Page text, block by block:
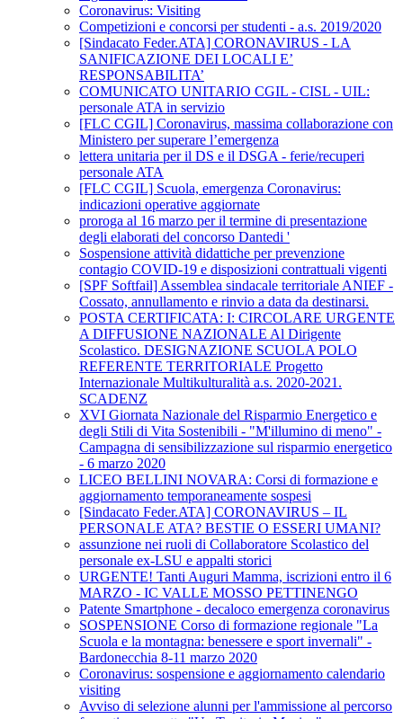
Coronavirus: Visiting
Competizioni e concorsi per studenti - a.s. 2019/2020
[Sindacato Feder.ATA] CORONAVIRUS - LA
SANIFICAZIONE DEI LOCALI E’
RESPONSABILITA’
COMUNICATO UNITARIO CGIL - CISL - UIL:
personale ATA in servizio
[FLC CGIL] Coronavirus, massima collaborazione con
Ministero per superare l’emergenza
lettera unitaria per il DS e il DSGA - ferie/recuperi
personale ATA
[FLC CGIL] Scuola, emergenza Coronavirus:
indicazioni operative aggiornate
proroga al 16 marzo per il termine di presentazione
degli elaborati del concorso Dantedi '
Sospensione attività didattiche per prevenzione
contagio COVID-19 e disposizioni contrattuali vigenti
[SPF Softfail] Assemblea sindacale territoriale ANIEF -
Cossato, annullamento e rinvio a data da destinarsi.
POSTA CERTIFICATA: I: CIRCOLARE URGENTE
A DIFFUSIONE NAZIONALE Al Dirigente
Scolastico. DESIGNAZIONE SCUOLA POLO
REFERENTE TERRITORIALE Progetto
Internazionale Multikulturalità a.s. 2020-2021.
SCADENZ
XVI Giornata Nazionale del Risparmio Energetico e
degli Stili di Vita Sostenibili - "M'illumino di meno" -
Campagna di sensibilizzazione sul risparmio energetico
- 6 marzo 2020
LICEO BELLINI NOVARA: Corsi di formazione e
aggiornamento temporaneamente sospesi
[Sindacato Feder.ATA] CORONAVIRUS – IL
PERSONALE ATA? BESTIE O ESSERI UMANI?
assunzione nei ruoli di Collaboratore Scolastico del
personale ex-LSU e appalti storici
URGENTE! Tanti Auguri Mamma, iscrizioni entro il 6
MARZO - IC VALLE MOSSO PETTINENGO
Patente Smartphone - decaloco emergenza coronavirus
SOSPENSIONE Corso di formazione regionale "La
Scuola e la montagna: benessere e sport invernali" -
Bardonecchia 8-11 marzo 2020
Coronavirus: sospensione e aggiornamento calendario
visiting
Avviso di selezione alunni per l'ammissione al percorso